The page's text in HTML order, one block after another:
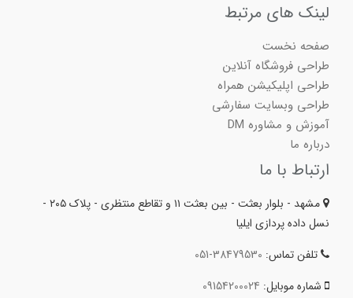
لینک های مرتبط
صفحه نخست
طراحی فروشگاه آنلاین
طراحی اپلیکیشن همراه
طراحی وبسایت سفارشی
آموزش و مشاوره DM
درباره ما
ارتباط با ما
مشهد - بلوار بعثت - بین بعثت ۱۱ و تقاطع منتظری - پلاک ۲۰۵ -
نسل داده پردازی ایلیا
تلفن تماس: 051-38479530
شماره موبایل: 09154200024